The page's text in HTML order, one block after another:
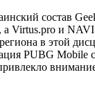
состав
а Virtus.pro и
в этой
PUBG Mobile